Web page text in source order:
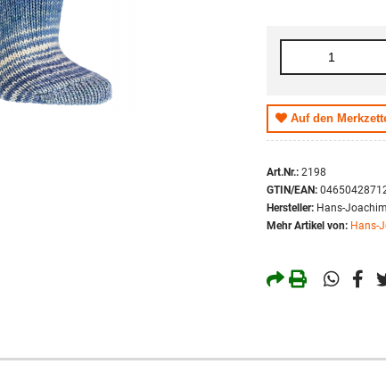
39 - 42
Auf den
Art.Nr.: 2198
GTIN/EAN:
Hersteller: Hans-
Mehr Artikel von: Hans-